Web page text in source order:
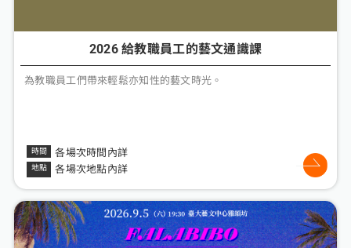
2026 給教職員工的藝文通識課
為教職員工們帶來輕鬆亦知性的藝文時光。
各場次時間內詳
各場次地點內詳